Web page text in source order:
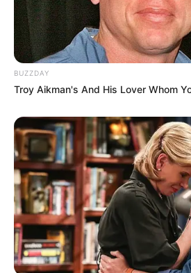
BUZZDAY
Troy Aikman's And His Lover Whom